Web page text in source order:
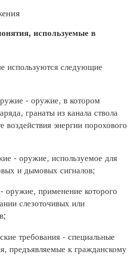
используемые в
следующие
- оружие, в котором
гранаты из канала ствола
воздействия энергии порохового
- оружие, используемое для
и дымовых сигналов;
применение которого
слезоточивых или
требования - специальные
предъявляемые к гражданскому